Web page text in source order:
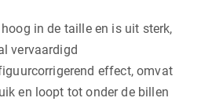
in de taille en is uit sterk,
vervaardigd
effect, omvat
en loopt tot onder de billen